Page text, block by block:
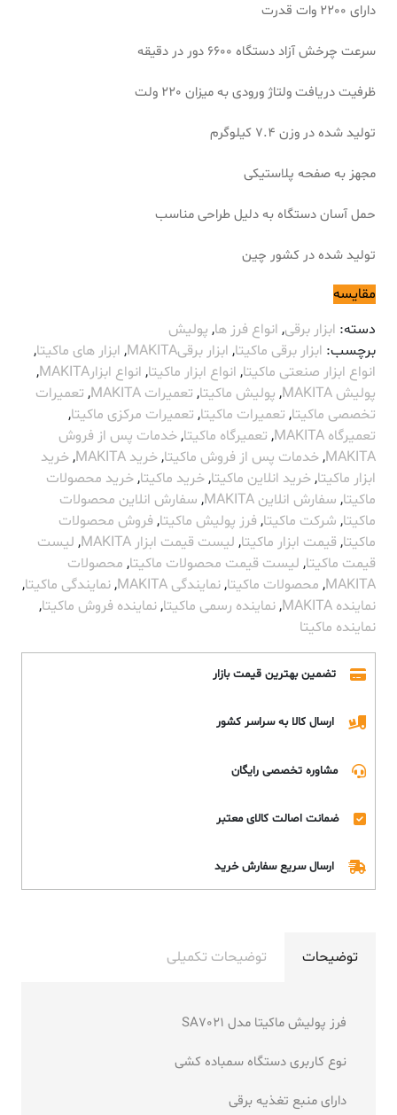
دارای 2200 وات قدرت
سرعت چرخش آزاد دستگاه 6600 دور در دقیقه
ظرفیت دریافت ولتاژ ورودی به میزان 220 ولت
تولید شده در وزن 7.4 کیلوگرم
مجهز به صفحه پلاستیکی
حمل آسان دستگاه به دلیل طراحی مناسب
تولید شده در کشور چین
مقایسه
دسته: ابزار برقی, انواع فرز ها, پولیش
برچسب: ابزار برقی ماکیتا, ابزار برقیMAKITA , ابزار های ماکیتا,
انواع ابزار صنعتی ماکیتا, انواع ابزار ماکیتا, انواع ابزارMAKITA
,
پولیش MAKITA
, پولیش ماکیتا, تعمیرات MAKITA , تعمیرات
تخصصی ماکیتا, تعمیرات ماکیتا, تعمیرات مرکزی ماکیتا,
تعمیرگاه MAKITA
, تعمیرگاه ماکیتا,خدمات پس از فروش
MAKITA
,خدمات پس از فروش ماکیتا,خرید MAKITA ,خرید
ابزار ماکیتا,خرید انلاین ماکیتا,خرید ماکیتا,خرید محصولات
ماکیتا, سفارش انلاین MAKITA , سفارش انلاین محصولات
ماکیتا, شرکت ماکیتا, فرز پولیش ماکیتا, فروش محصولات
ماکیتا, قیمت ابزار ماکیتا, لیست قیمت ابزار MAKITA , لیست
قیمت ماکیتا, لیست قیمت محصولات ماکیتا, محصولات
MAKITA
, محصولات ماکیتا,نمایندگی MAKITA ,نمایندگی ماکیتا,
نماینده MAKITA
,نماینده رسمی ماکیتا,نماینده فروش ماکیتا,
نماینده ماکیتا
تضمین بهترین قیمت بازار
ارسال کالا به سراسر کشور
مشاوره تخصصی رایگان
ضمانت اصالت کالای معتبر
ارسال سریع سفارش خرید
توضیحات توضیحات تکمیلی
فرز پولیش ماکیتا مدل SA7021
نوع کاربری دستگاه سمباده کشی
دارای منبع تغذیه برقی